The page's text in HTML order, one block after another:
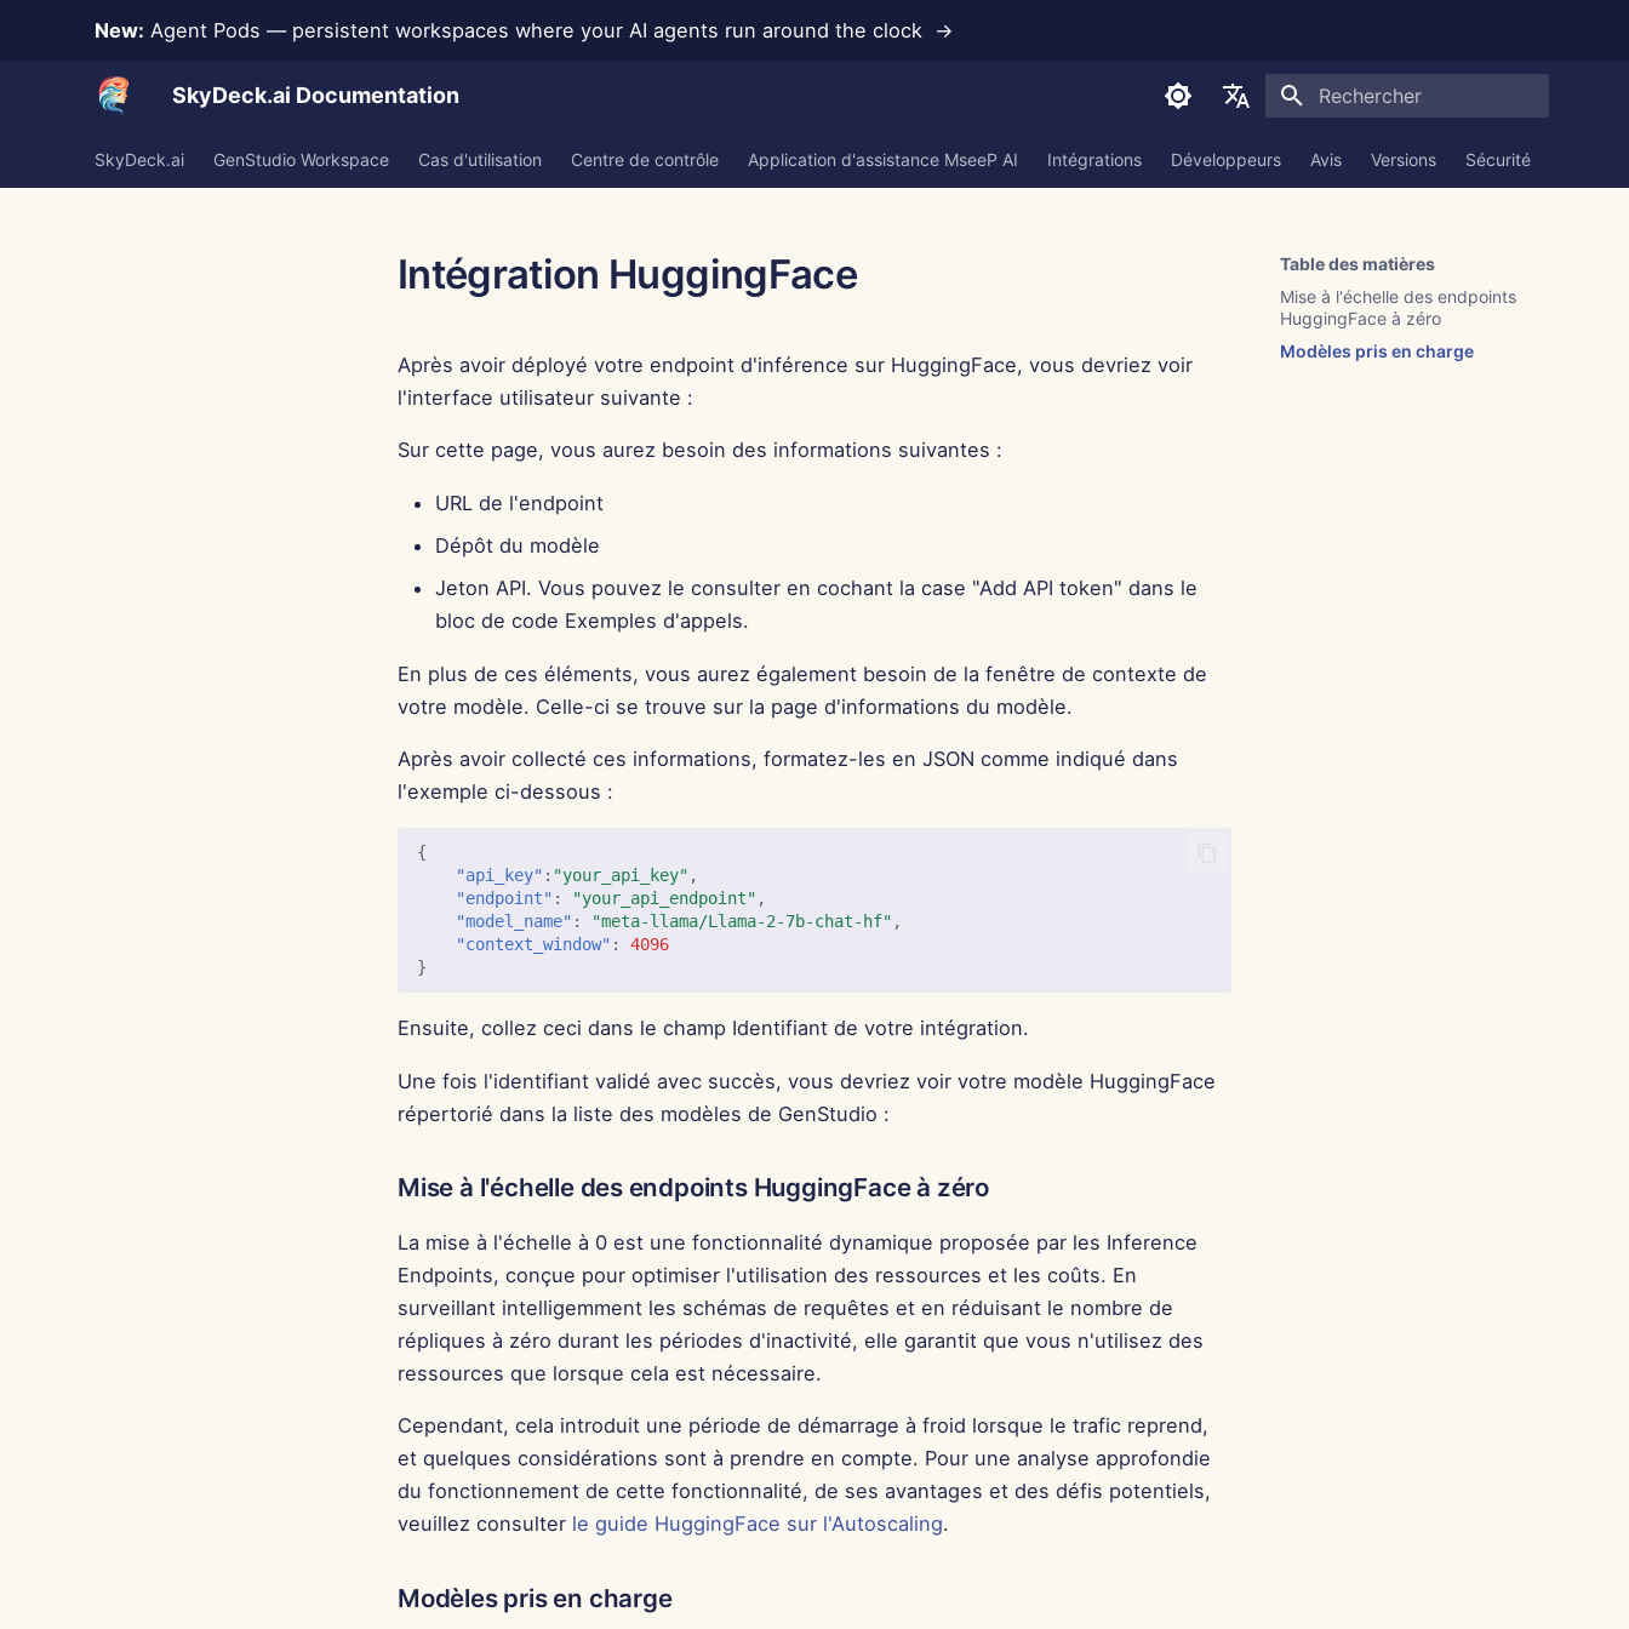
New: Agent Pods — persistent workspaces where your AI agents run around the clock →
SkyDeck.ai Documentation
English
Français
Tiếng Việt
繁體中文
SkyDeck.ai GenStudio Workspace Cas d'utilisation Centre de contrôle Application d'assistance MseeP AI Intégrations Développeurs Avis Versions Sécurité
Table des matières
Mise à l'échelle des endpoints
HuggingFace à zéro
Modèles pris en charge
Intégration HuggingFace
Après avoir déployé votre endpoint d'inférence sur HuggingFace, vous devriez voir
l'interface utilisateur suivante :
Sur cette page, vous aurez besoin des informations suivantes :
URL de l'endpoint
Dépôt du modèle
Jeton API. Vous pouvez le consulter en cochant la case "Add API token" dans le
bloc de code Exemples d'appels.
En plus de ces éléments, vous aurez également besoin de la fenêtre de contexte de
votre modèle. Celle-ci se trouve sur la page d'informations du modèle.
Après avoir collecté ces informations, formatez-les en JSON comme indiqué dans
l'exemple ci-dessous :
{
"api_key" : "your_api_key" ,
"endpoint" : "your_api_endpoint" ,
"model_name" : "meta-llama/Llama-2-7b-chat-hf" ,
"context_window" :
4096
}
Ensuite, collez ceci dans le champ Identifiant de votre intégration.
Une fois l'identifiant validé avec succès, vous devriez voir votre modèle HuggingFace
répertorié dans la liste des modèles de GenStudio :
Mise à l'échelle des endpoints HuggingFace à zéro
La mise à l'échelle à 0 est une fonctionnalité dynamique proposée par les Inference
Endpoints, conçue pour optimiser l'utilisation des ressources et les coûts. En
surveillant intelligemment les schémas de requêtes et en réduisant le nombre de
répliques à zéro durant les périodes d'inactivité, elle garantit que vous n'utilisez des
ressources que lorsque cela est nécessaire.
Cependant, cela introduit une période de démarrage à froid lorsque le trafic reprend,
et quelques considérations sont à prendre en compte. Pour une analyse approfondie
du fonctionnement de cette fonctionnalité, de ses avantages et des défis potentiels,
veuillez consulter le guide HuggingFace sur l'Autoscaling.
Modèles pris en charge